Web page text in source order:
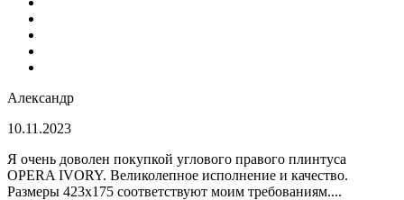
Александр
10.11.2023
Я очень доволен покупкой углового правого плинтуса
OPERA IVORY. Великолепное исполнение и качество.
Размеры 423х175 соответствуют моим требованиям....